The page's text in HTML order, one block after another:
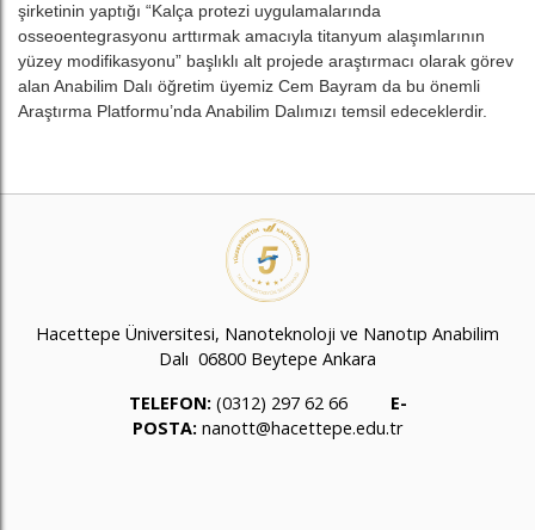
şirketinin yaptığı “Kalça protezi uygulamalarında
osseoentegrasyonu arttırmak amacıyla titanyum alaşımlarının
yüzey modifikasyonu” başlıklı alt projede araştırmacı olarak görev
alan Anabilim Dalı öğretim üyemiz Cem Bayram da bu önemli
Araştırma Platformu’nda Anabilim Dalımızı temsil edeceklerdir.
Hacettepe Üniversitesi, Nanoteknoloji ve Nanotıp Anabilim
Dalı 06800 Beytepe Ankara
TELEFON: (0312) 297 62 66 E-
POSTA: nanott@hacettepe.edu.tr